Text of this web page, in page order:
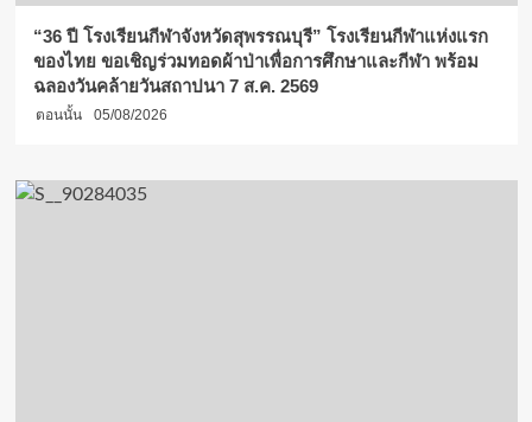
“36 ปี โรงเรียนกีฬาจังหวัดสุพรรณบุรี” โรงเรียนกีฬาแห่งแรก
ของไทย ขอเชิญร่วมทอดผ้าป่าเพื่อการศึกษาและกีฬา พร้อม
ฉลองวันคล้ายวันสถาปนา 7 ส.ค. 2569
ตอนนั้น 05/08/2026